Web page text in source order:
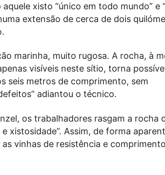
xisto “único em todo mundo” e
extensão de cerca de dois
marinha, muito rugosa. A rocha, à
visíveis neste sítio, torna
seis metros de comprimento, sem
adiantou o técnico.
os trabalhadores rasgam a rocha
xistosidade”. Assim, de forma
vinhas de resistência e